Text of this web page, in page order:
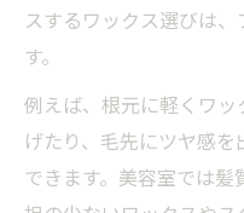
スするワックス選びは
す。
例えば、根元に軽くワ
げたり、毛先にツヤ感
できます。美容室では